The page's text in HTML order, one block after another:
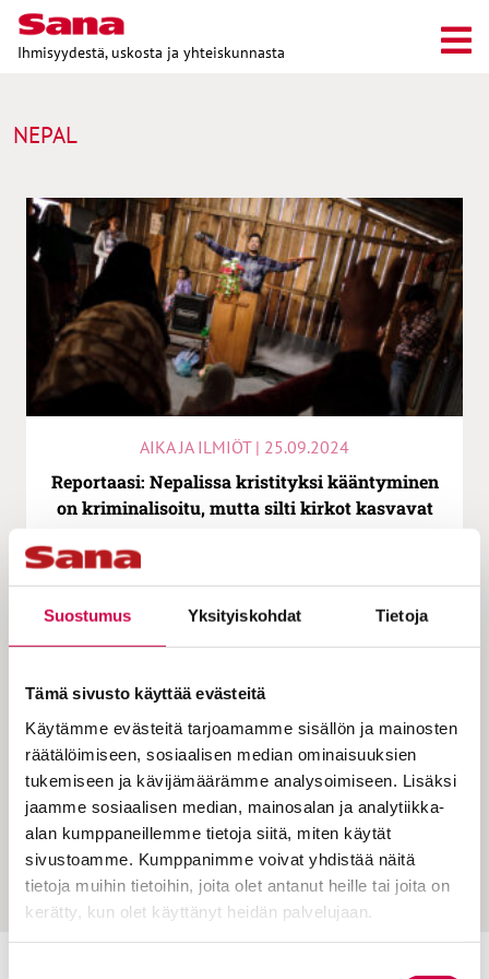
Suostumus Yksityiskohdat Tietoja
Tämä sivusto käyttää evästeitä
Käytämme evästeitä tarjoamamme sisällön ja mainosten
räätälöimiseen, sosiaalisen median ominaisuuksien
tukemiseen ja kävijämäärämme analysoimiseen. Lisäksi
jaamme sosiaalisen median, mainosalan ja analytiikka-
alan kumppaneillemme tietoja siitä, miten käytät
sivustoamme. Kumppanimme voivat yhdistää näitä
tietoja muihin tietoihin, joita olet antanut heille tai joita on
kerätty, kun olet käyttänyt heidän palvelujaan.
Ihmisyydestä, uskosta ja yhteiskunnasta
NEPAL
AIKA JA ILMIÖT | 25.09.2024
Reportaasi: Nepalissa kristityksi kääntyminen
on kriminalisoitu, mutta silti kirkot kasvavat
IHMISTEN TARINAT | 10.07.2023
Pyhiinvaeltaja Tapani Tukiainen tekee matkaa
Ignatius de Loyolan kanssa